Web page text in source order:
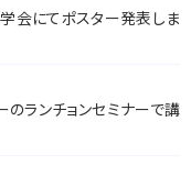
にてポスター発表しま
ランチョンセミナーで講